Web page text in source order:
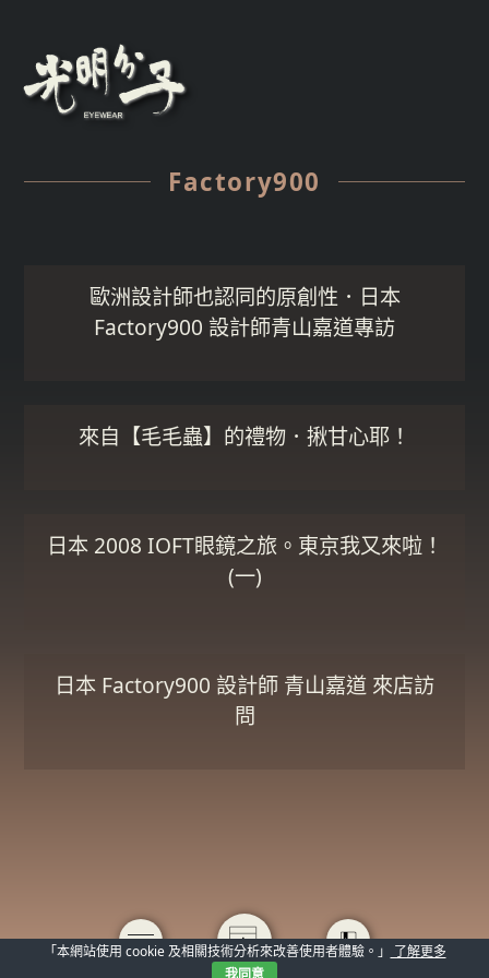
Factory900
歐洲設計師也認同的原創性．日本
Factory900 設計師青山嘉道專訪
來自【毛毛蟲】的禮物．揪甘心耶！
日本 2008 IOFT眼鏡之旅。東京我又來啦！
(一)
日本 Factory900 設計師 青山嘉道 來店訪
問
「本網站使用 cookie 及相關技術分析來改善使用者體驗。」
了解更多
我同意